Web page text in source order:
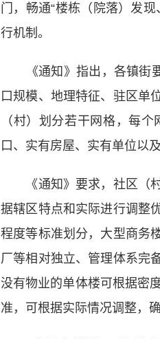
门，畅通“楼栋（院落）发
行机制。
《通知》指出，各镇街要
口规模、地理特征、驻区单
（村）划分若干网格，每
口、实有房屋、实有单位以
《通知》要求，社区（村
据辖区特点和实际进行调整
程度等标准划分，大型商务
厂等相对独立、管理体系完
没有物业的单体楼可根据密
准，可根据实际情况调整，